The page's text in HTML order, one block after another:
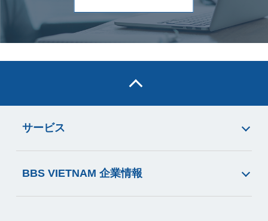
サービス
BBS VIETNAM 企業情報